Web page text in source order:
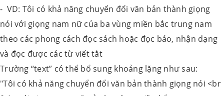
- VD: Tôi có khả năng chuyển đổi văn bản thành giọng
nói với giọng nam nữ của ba vùng miền bắc trung nam
theo các phong cách đọc sách hoặc đọc báo, nhận dạng
và đọc được các từ viết tắt
Trường “text” có thể bổ sung khoảng lặng như sau:
"Tôi có khả năng chuyển đổi văn bản thành giọng nói <br